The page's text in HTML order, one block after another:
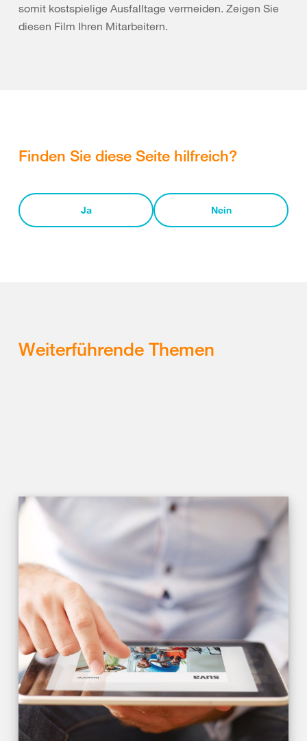
somit kostspielige Ausfalltage vermeiden. Zeigen Sie
diesen Film Ihren Mitarbeitern.
Finden Sie diese Seite hilfreich?
Ja Nein
Weiterführende Themen